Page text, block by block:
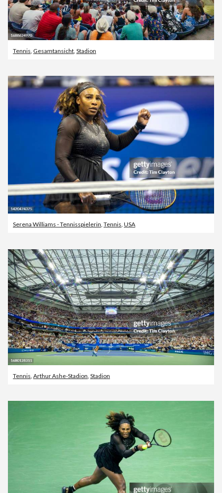
Tennis, Gesamtansicht, Stadion
Serena Williams - Tennisspielerin Tennis USA
Tennis, Arthur Ashe-Stadion, Stadion